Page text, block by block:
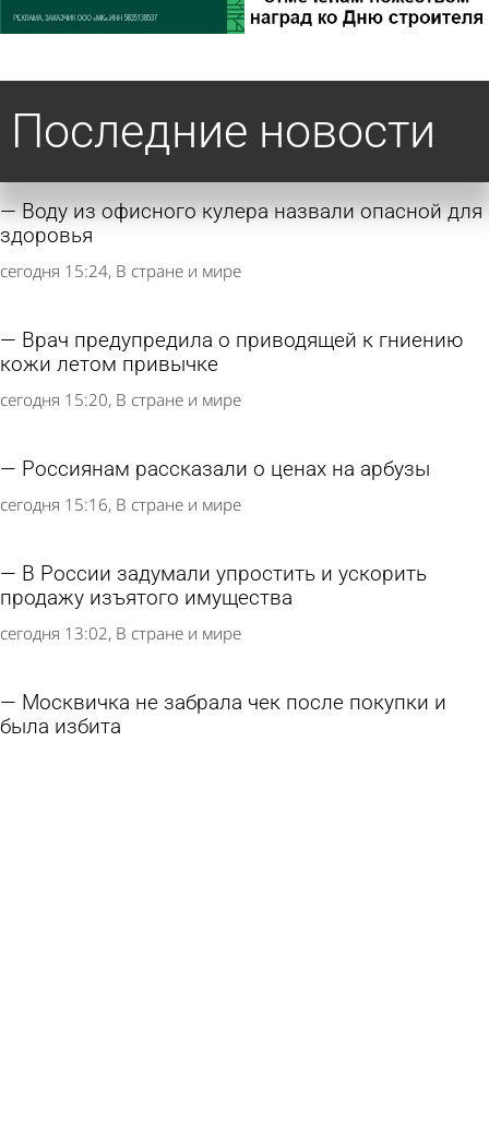
Последние новости
Воду из офисного кулера назвали опасной для
здоровья
сегодня 15:24 В стране и мире
Врач предупредила о приводящей к гниению
кожи летом привычке
сегодня 15:20 В стране и мире
Россиянам рассказали о ценах на арбузы
сегодня 15:16 В стране и мире
В России задумали упростить и ускорить
продажу изъятого имущества
сегодня 13:02 В стране и мире
Москвичка не забрала чек после покупки и
была избита